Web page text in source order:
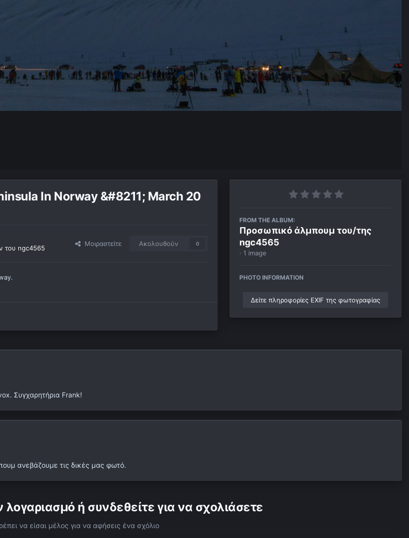
In Norway &#8211; March 20
του ngc4565
Μοιραστείτε Ακολουθούν 0
FROM THE ALBUM:
Προσωπικό άλμπουμ του/της
ngc4565
· 1 image
PHOTO INFORMATION
Δείτε πληροφορίες EXIF της φωτογραφίας
Συγχαρητήρια Frank!
ανεβάζουμε τις δικές μας φωτό.
ή συνδεθείτε για να σχολιάσετε
να είσαι μέλος για να αφήσεις ένα σχόλιο